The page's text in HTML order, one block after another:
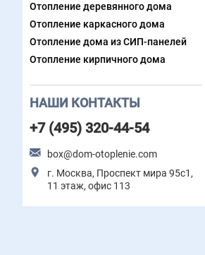
Отопление деревянного дома
Отопление каркасного дома
Отопление дома из СИП-панелей
Отопление кирпичного дома
НАШИ КОНТАКТЫ
+7 (495) 320-44-54
box@dom-otoplenie.com
г. Москва, Проспект мира 95с1,
11 этаж, офис 113